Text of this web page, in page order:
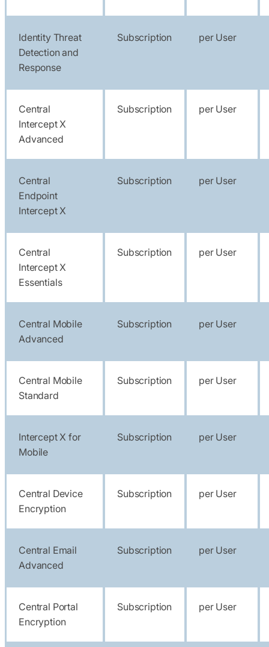
Identity Threat
Detection and
Response
Subscription per User
Central
Intercept X
Advanced
Subscription per User
Central
Endpoint
Intercept X
Subscription per User
Central
Intercept X
Essentials
Subscription per User
Central Mobile
Advanced
Subscription per User
Central Mobile
Standard
Subscription per User
Intercept X for
Mobile
Subscription per User
Central Device
Encryption
Subscription per User
Central Email
Advanced
Subscription per User
Central Portal
Encryption
Subscription per User